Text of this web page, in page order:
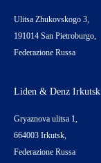
Ulitsa Zhukovskogo 3,
191014 San Pietroburgo,
Federazione Russa
Liden & Denz Irkutsk
Gryaznova ulitsa 1,
664003 Irkutsk,
Federazione Russa